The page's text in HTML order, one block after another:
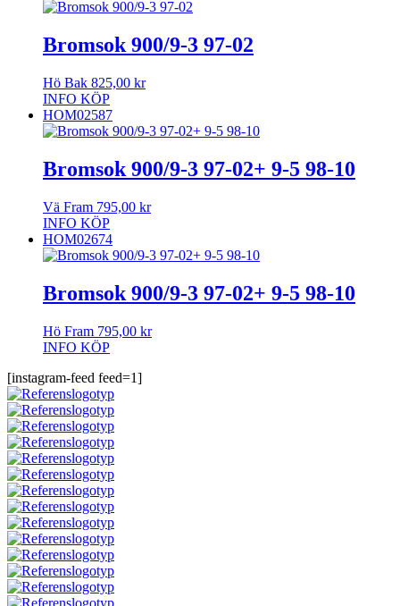
Bromsok 900/9-3 97-02
Hö Bak 825,00 kr
INFO KÖP
HOM02587
Bromsok 900/9-3 97-02+ 9-5 98-10
Vä Fram 795,00 kr
INFO KÖP
HOM02674
Bromsok 900/9-3 97-02+ 9-5 98-10
Hö Fram 795,00 kr
INFO KÖP
[instagram-feed feed=1]